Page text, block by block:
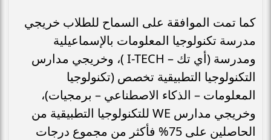
كما تمت الموافقة على السماح للطلاب خريجي
مدرسة تكنولوجيا المعلومات بالإسماعيلية
ومدرسة (أي تك – I-TECH )، وخريجي مدارس
التكنولوجيا التطبيقية تخصص (تكنولوجيا
المعلومات – الذكاء الاصطناعي – برمجيات)،
وخريجي مدارس WE للتكنولوجيا التطبيقية من
الحاصلين على 75% فأكثر من مجموع درجات